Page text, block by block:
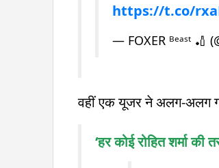
https://t.co/
— FOXER ᴮᵉᵃˢᵗ 🏏
वहीं एक यूजर ने अलग-अलग
‘हर कोई रोहित शर्मा की